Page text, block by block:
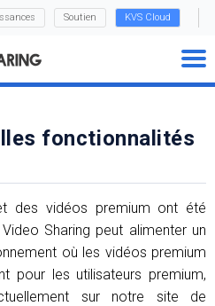
Soutien KVS Cloud
fonctionnalités
des vidéos premium ont été
Sharing peut alimenter un
où les vidéos premium
pour les utilisateurs premium,
sur notre site de